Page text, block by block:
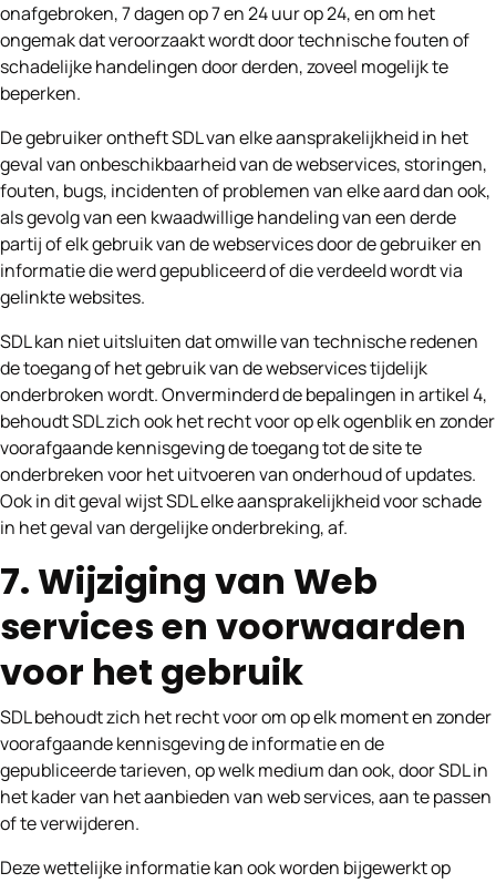
onafgebroken, 7 dagen op 7 en 24 uur op 24, en om het
ongemak dat veroorzaakt wordt door technische fouten of
schadelijke handelingen door derden, zoveel mogelijk te
beperken.
De gebruiker ontheft SDL van elke aansprakelijkheid in het
geval van onbeschikbaarheid van de webservices, storingen,
fouten, bugs, incidenten of problemen van elke aard dan ook,
als gevolg van een kwaadwillige handeling van een derde
partij of elk gebruik van de webservices door de gebruiker en
informatie die werd gepubliceerd of die verdeeld wordt via
gelinkte websites.
SDL kan niet uitsluiten dat omwille van technische redenen
de toegang of het gebruik van de webservices tijdelijk
onderbroken wordt. Onverminderd de bepalingen in artikel 4,
behoudt SDL zich ook het recht voor op elk ogenblik en zonder
voorafgaande kennisgeving de toegang tot de site te
onderbreken voor het uitvoeren van onderhoud of updates.
Ook in dit geval wijst SDL elke aansprakelijkheid voor schade
in het geval van dergelijke onderbreking, af.
7. Wijziging van Web
services en voorwaarden
voor het gebruik
SDL behoudt zich het recht voor om op elk moment en zonder
voorafgaande kennisgeving de informatie en de
gepubliceerde tarieven, op welk medium dan ook, door SDL in
het kader van het aanbieden van web services, aan te passen
of te verwijderen.
Deze wettelijke informatie kan ook worden bijgewerkt op